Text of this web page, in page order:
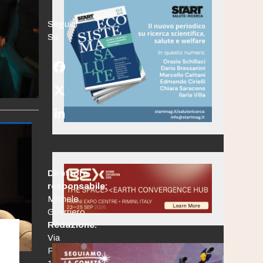
Seguici
Su:
Facebook
Twitter
(deprecated)
LinkedIn
Direttore
responsabile:
Michele
Guerriero
Redazione:
Via
Po,